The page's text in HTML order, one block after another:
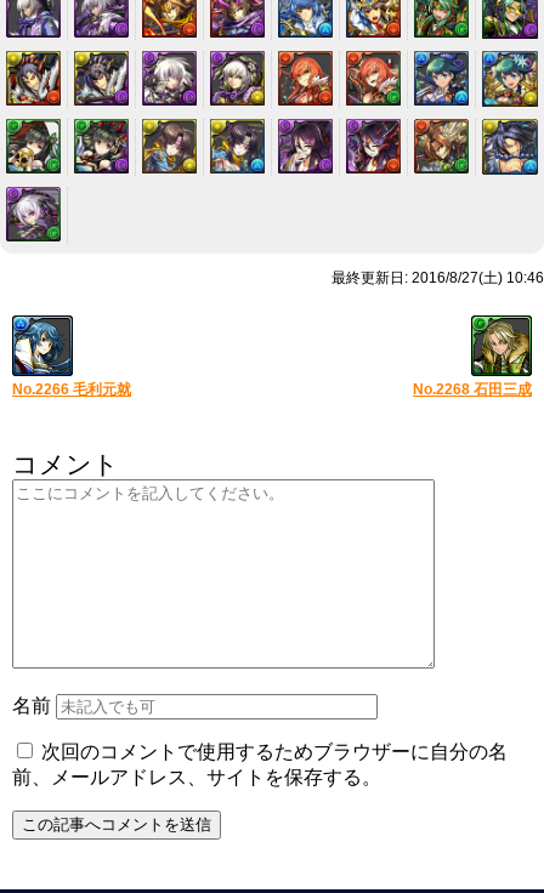
最終更新日: 2016/8/27(土) 10:46
No.2266 毛利元就 No.2268 石田三成
コメント
名前
次回のコメントで使用するためブラウザーに自分の名
前、メールアドレス、サイトを保存する。